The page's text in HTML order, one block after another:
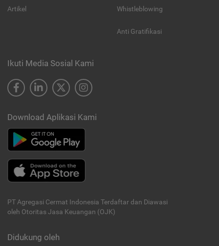
Artikel Whistleblowing
Anti Gratifikasi
Ikuti Media Sosial Kami
Download Aplikasi Kami
PT Agregasi Cermat Indonesia Terdaftar dan Diawasi
oleh Otoritas Jasa Keuangan (OJK)
Didukung oleh